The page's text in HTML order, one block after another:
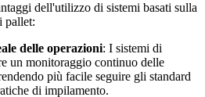
dell'utilizzo di sistemi basati sulla
pallet:
delle operazioni: I sistemi di
un monitoraggio continuo delle
più facile seguire gli standard
di impilamento.